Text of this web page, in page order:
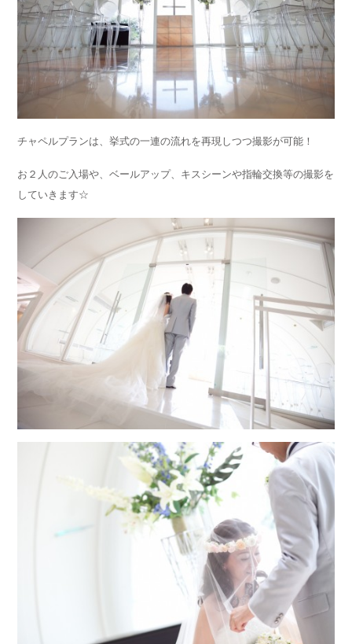
チャペルプランは、挙式の一連の流れを再現しつつ撮影が可能！
お２人のご入場や、ベールアップ、キスシーンや指輪交換等の撮影を
していきます☆